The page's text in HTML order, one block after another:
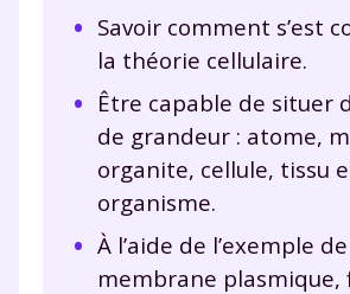
Savoir comment s’est
la théorie cellulaire.
Être capable de situer
de grandeur : atome,
organite, cellule, tissu
organisme.
À l’aide de l’exemple
membrane plasmique,